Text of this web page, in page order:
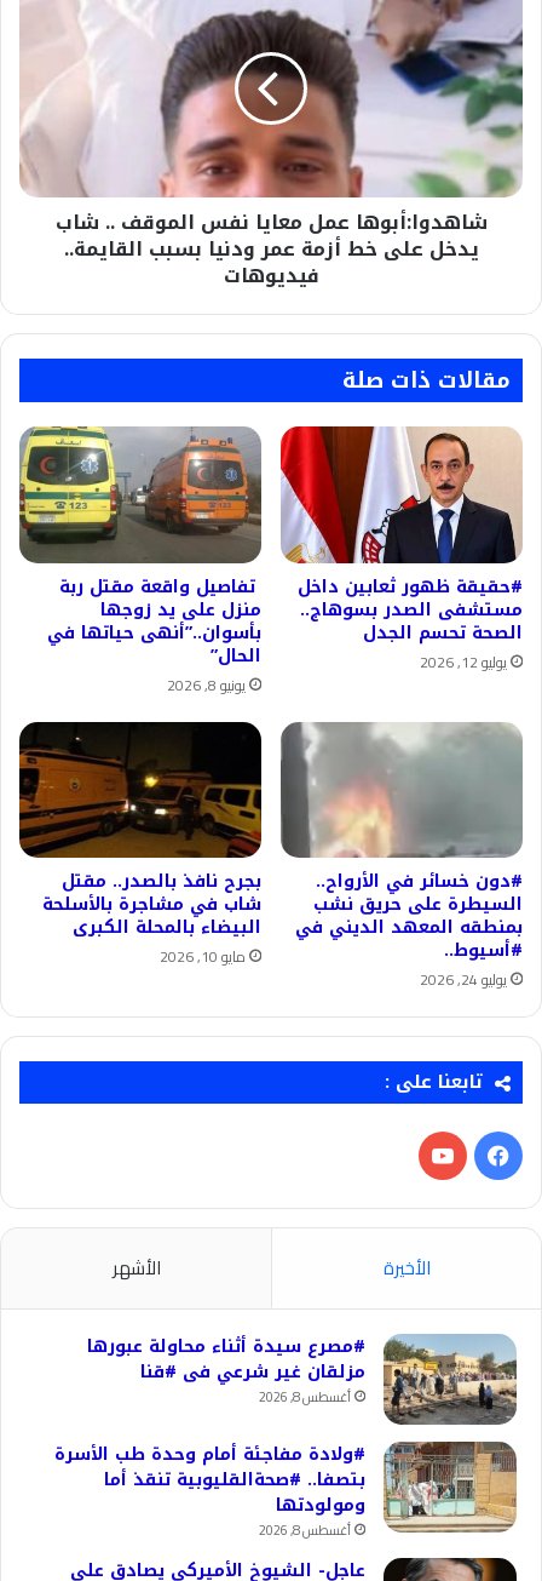
معايا
نفس
الموقف
..
شاب
يدخل
على
بسبب
فيديوهات
شاهدوا:أبوها عمل معايا نفس الموقف .. شاب
يدخل على خط أزمة عمر ودنيا بسبب القايمة..
فيديوهات
مقالات ذات صلة
#حقيقة ظهور ثعابين داخل
مستشفى الصدر بسوهاج..
الصحة تحسم الجدل
يوليو 12, 2026
تفاصيل واقعة مقتل ربة
منزل على يد زوجها
بأسوان..”أنهى حياتها في
الحال”
يونيو 8, 2026
#دون خسائر في الأرواح..
السيطرة على حريق نشب
بمنطقه المعهد الديني في
#أسيوط..
يوليو 24, 2026
بجرح نافذ بالصدر.. مقتل
شاب في مشاجرة بالأسلحة
البيضاء بالمحلة الكبرى
مايو 10, 2026
تابعنا على :
فيسبوك‫YouTube
الأخيرة الأشهر
#مصرع سيدة أثناء محاولة عبورها
مزلقان غير شرعي فى #قنا
أغسطس 8, 2026
#ولادة مفاجئة أمام وحدة طب الأسرة
بتصفا.. #صحةالقليوبية تنقذ أما
ومولودتها
أغسطس 8, 2026
عاجل- الشيوخ الأميركي يصادق على